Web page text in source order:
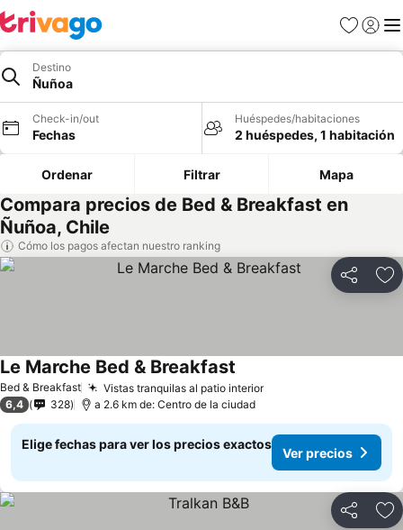
Favoritos
Iniciar
Destino
Ñuñoa
Check-in/out
Fechas
Huéspedes/habitaciones
2 huéspedes, 1 habitación
Ordenar Filtrar Mapa
Compara precios de Bed & Breakfast en
Ñuñoa, Chile
Cómo los pagos afectan nuestro ranking
Compartir
Bed & Breakfast Vistas tranquilas al patio interior
Le Marche Bed & Breakfast
6,4 328 a 2.6 km de: Centro de la ciudad
Elige fechas para ver los precios exactos
Ver precios
Compartir